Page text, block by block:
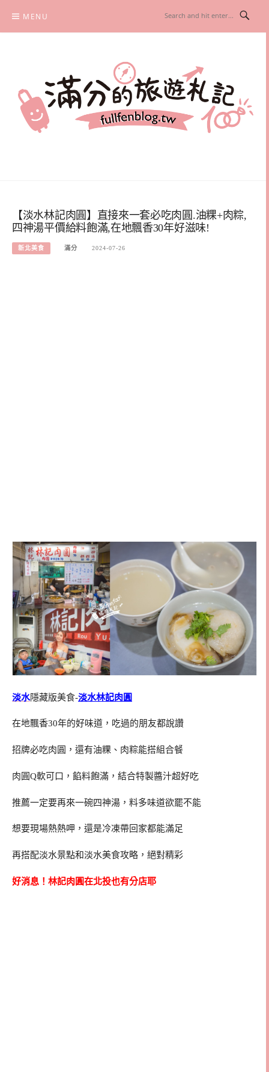
content
MENU
【淡水林記肉圓】直接來一套必吃肉圓.油粿+肉粽,
四神湯平價給料飽滿,在地飄香30年好滋味!
新北美食 滿分 2024-07-26
淡水隱藏版美食-淡水林記肉圓
在地飄香30年的好味道，吃過的朋友都說讚
招牌必吃肉圓，還有油粿、肉粽能搭組合餐
肉圓Q軟可口，餡料飽滿，結合特製醬汁超好吃
推薦一定要再來一碗四神湯，料多味道欲罷不能
想要現場熱熱呷，還是冷凍帶回家都能滿足
再搭配淡水景點和淡水美食攻略，絕對精彩
好消息！林記肉圓在北投也有分店耶